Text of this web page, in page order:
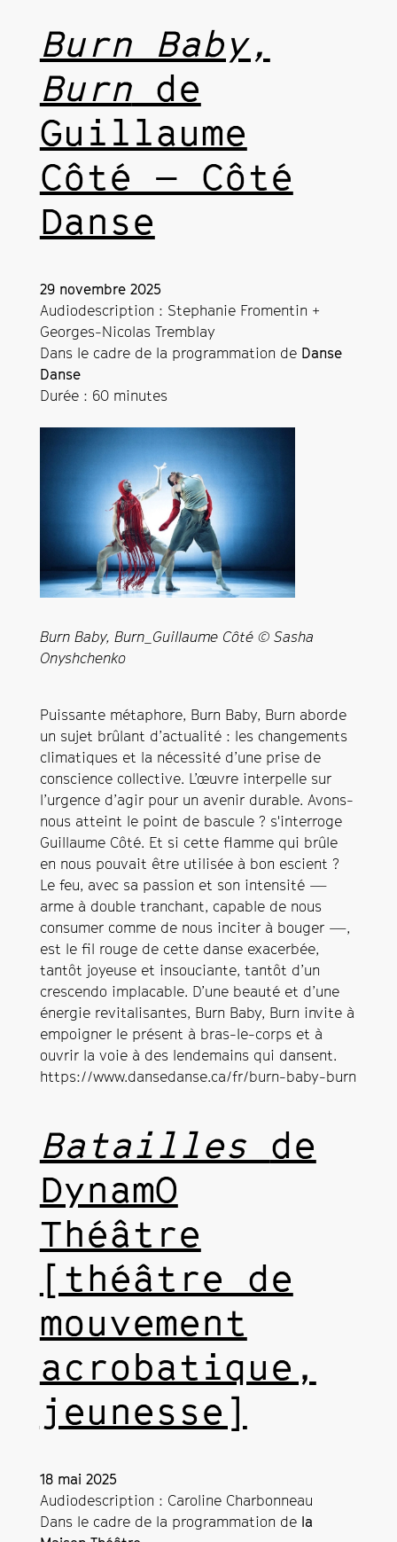
Burn Baby,
Burnde
Guillaume
Côté — Côté
Danse
29 novembre 2025
Audiodescription : Stephanie Fromentin +
Georges-Nicolas Tremblay
Dans le cadre de la programmation de Danse
Danse
Durée : 60 minutes
Burn Baby, Burn_Guillaume Côté © Sasha
Onyshchenko
Puissante métaphore, Burn Baby, Burn aborde
un sujet brûlant d’actualité : les changements
climatiques et la nécessité d’une prise de
conscience collective. L’œuvre interpelle sur
l’urgence d’agir pour un avenir durable. Avons-
nous atteint le point de bascule ? s'interroge
Guillaume Côté. Et si cette flamme qui brûle
en nous pouvait être utilisée à bon escient ?
Le feu, avec sa passion et son intensité —
arme à double tranchant, capable de nous
consumer comme de nous inciter à bouger —,
est le fil rouge de cette danse exacerbée,
tantôt joyeuse et insouciante, tantôt d’un
crescendo implacable. D’une beauté et d’une
énergie revitalisantes, Burn Baby, Burn invite à
empoigner le présent à bras-le-corps et à
ouvrir la voie à des lendemains qui dansent.
https://www.dansedanse.ca/fr/burn-baby-burn
Batailles de
DynamO
Théâtre
[théâtre de
mouvement
acrobatique,
jeunesse]
18 mai 2025
Audiodescription : Caroline Charbonneau
Dans le cadre de la programmation de la